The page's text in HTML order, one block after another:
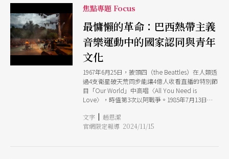
刃，既是人類文明的躍昇，可以運用人力開疆闢
土，以啟山林，相對地，正由於過度開發濫墾，大
地蒙塵，擁有權勢者掠奪雨林的土地，驅逐原先居
住的人民，使其成為無土地之人。 換作是我，能
去做些什麼？ 導演米洛．勞（Milo Rau）與巴西
無地農民運動組織（簡稱MST）合作《安蒂岡妮在
亞馬遜》（Antigone in the Amazon），重現1996
年4月17日，發生在巴西帕拉州（Par）無地農民在
示威遊行中，慘遭警察開槍殺害21位民眾的屠殺事
件，更藉由「戲中戲」（Play within a play）的形
式，揉合希臘悲劇《安蒂岡妮》的情節與角色，成
為「內在故事」，用來反映MST在製作這齣戲的過
程中，無論當地原住民、與歐洲的演員所共同經歷
異文化的交流，一起面對歷史的傷口，進而反省檢
焦點專題 Focus
最慵懶的革命：巴西熱帶主義
音樂運動中的國家認同與青年
文化
1967年6月25日，披頭四（the Beattles）在人類透
過4支衛星破天荒同步能讓4億人收看直播的特別節
目「Our World」中高唱〈All You Need is
Love〉，時值第3次以阿戰爭。1985年7月13日，
款的拯救生命演唱會（Live Aid）現身。當皇后樂
團的〈Bohemian Rhapsody〉大唱「媽媽！⋯⋯
文字 | 趙恩潔
官網限定報導 2024/11/15